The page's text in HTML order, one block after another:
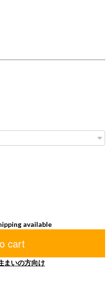
available
cart
まいの方向け